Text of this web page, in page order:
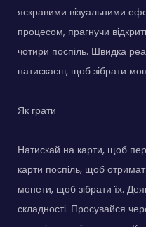
яскравими візуальними
процесом, прагнучи
чотири поспіль. Швидка
натискаєш, щоб зібрати
Як грати
Натискай на карти, щоб
карти поспіль, щоб
монети, щоб зібрати їх.
складності. Просувайся